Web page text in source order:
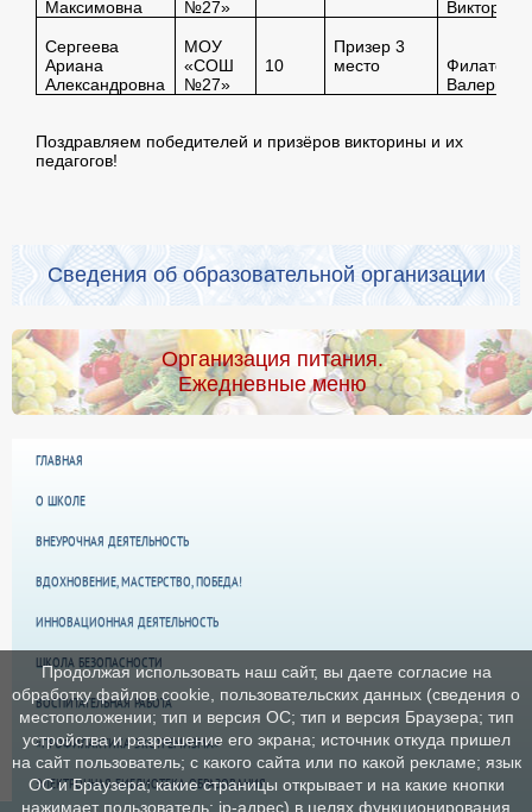
Максимовна
№27»
Виктория
Сергеева
Ариана
Александровна
МОУ
«СОШ
№27»
10
Призер 3
место
Филатова
Валерия
Поздравляем победителей и призёров викторины и их
педагогов!
Сведения об образовательной организации
Организация питания.
Ежедневные меню
ГЛАВНАЯ
О ШКОЛЕ
ВНЕУРОЧНАЯ ДЕЯТЕЛЬНОСТЬ
ВДОХНОВЕНИЕ, МАСТЕРСТВО, ПОБЕДА!
ИННОВАЦИОННАЯ ДЕЯТЕЛЬНОСТЬ
ШКОЛА БЕЗОПАСНОСТИ
ВОСПИТАТЕЛЬНАЯ РАБОТА
«ПРОФИЛАКТИКА ЭКСТРЕМИЗМА»
ЭЛЕКТРОННАЯ БИБЛИОТЕКА ОБРАЗОВАНИЯ
Продолжая использовать наш сайт, вы даете согласие на
обработку файлов cookie, пользовательских данных (сведения о
местоположении; тип и версия ОС; тип и версия Браузера; тип
устройства и разрешение его экрана; источник откуда пришел
на сайт пользователь; с какого сайта или по какой рекламе; язык
ОС и Браузера; какие страницы открывает и на какие кнопки
нажимает пользователь; ip-адрес) в целях функционирования